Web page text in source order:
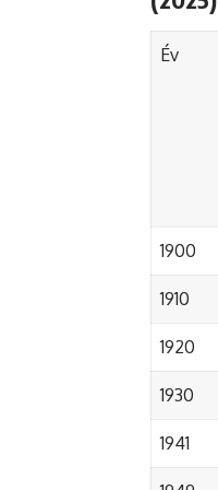
Év
1900
1910
1920
1930
1941